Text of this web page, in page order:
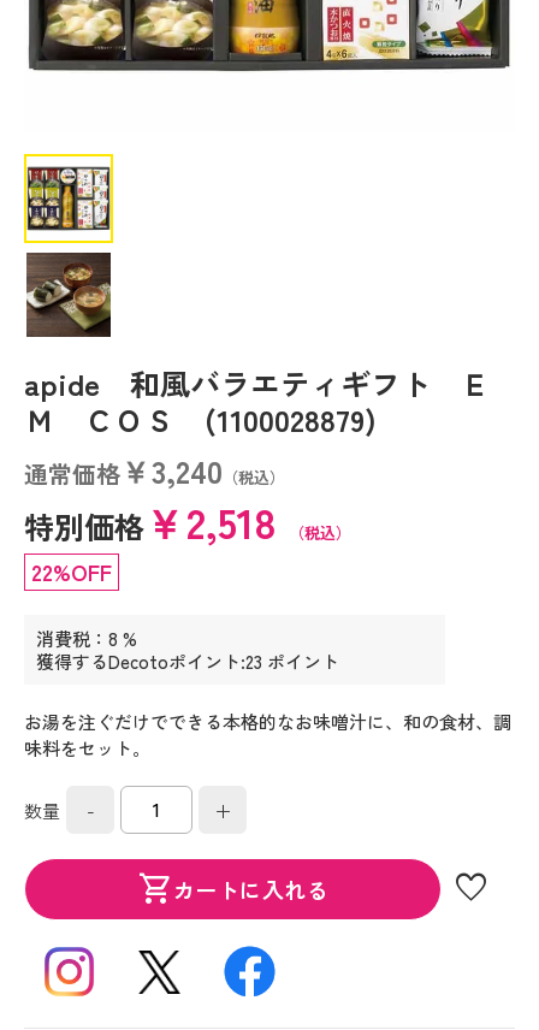
apide 和風バラエティギフト Ｅ
Ｍ ＣＯＳ (1100028879)
通常価格￥3,240 （税込）
特別価格￥2,518 （税込）
22%OFF
消費税：8 %
獲得するDecotoポイント:23 ポイント
お湯を注ぐだけでできる本格的なお味噌汁に、和の食材、調
味料をセット。
数量 - +
shopping_cartカートに入れる favorite